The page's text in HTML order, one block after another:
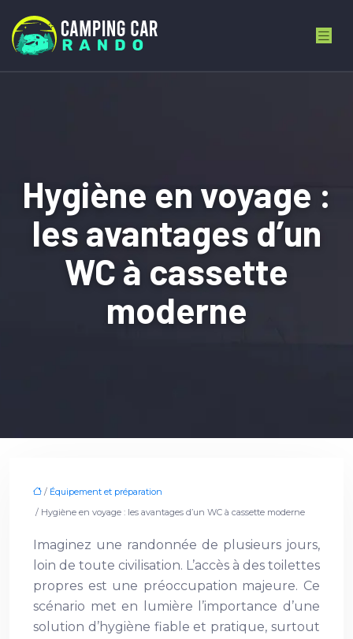
Hygiène en voyage :
les avantages d’un
WC à cassette
moderne
/ Équipement et préparation
/ Hygiène en voyage : les avantages d’un WC à cassette moderne
Imaginez une randonnée de plusieurs jours,
loin de toute civilisation. L’accès à des toilettes
propres est une préoccupation majeure. Ce
scénario met en lumière l’importance d’une
solution d’hygiène fiable et pratique, surtout